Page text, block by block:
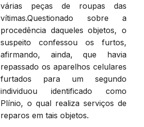
várias peças de roupas das
vítimas.Questionado sobre a
procedência daqueles objetos, o
suspeito confessou os furtos,
afirmando, ainda, que havia
repassado os aparelhos celulares
furtados para um segundo
individuou identificado como
Plínio, o qual realiza serviços de
reparos em tais objetos.